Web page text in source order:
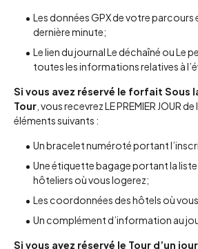
Les données GPX de votre parcours
dernière minute;
Le lien du journal Le déchaîné ou Le
toutes les informations relatives à
Si vous avez réservé le forfait Sous
Tour , vous recevrez LE PREMIER JOUR
éléments suivants :
Un bracelet numéroté portant
Une étiquette bagage portant la
hôteliers où vous logerez;
Les coordonnées des hôtels où
Un complément d’information au
Si vous avez réservé le Tour d’un